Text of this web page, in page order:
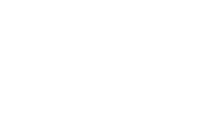
direkt am Bildschirm beurteilt und freigegeben
und Inhalte.